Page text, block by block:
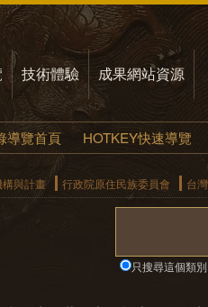
技術體驗 成果網站資源
導覽首頁 HOTKEY快速導覽
與計畫 行政院原住民族委員會 台
只搜尋這個類別